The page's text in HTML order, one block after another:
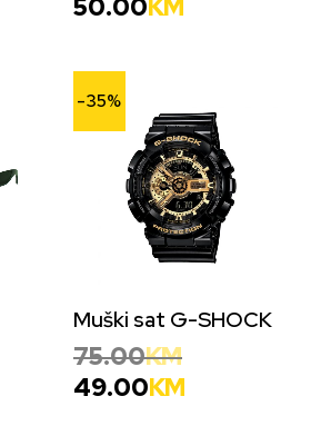
50.00KM
-35%
Muški sat G-SHOCK
75.00KM
49.00KM